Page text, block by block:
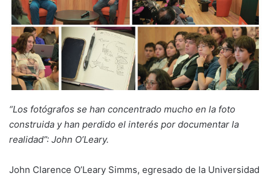
“Los fotógrafos se han concentrado mucho en la foto
construida y han perdido el interés por documentar la
realidad”: John O’Leary.
John Clarence O’Leary Simms, egresado de la Universidad